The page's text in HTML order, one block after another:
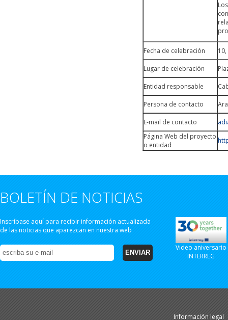
Fecha de celebración
Lugar de celebración
Entidad responsable
Persona de contacto
E-mail de contacto
Página Web del proyecto
o entidad
BOLETÍN DE NOTICIAS
Inscríbase aquí para recibir información actualizada
de las noticias que aparezcan en nuestra web
Video aniversario
INTERREG
Información legal